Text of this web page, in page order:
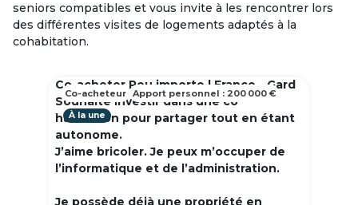
seniors compatibles et vous invite à les rencontrer lors
des différentes visites de logements adaptés à la
cohabitation.
Co-acheter Peu importe | France - Gard
Souhaite investir dans une co
habitation pour partager tout en étant
autonome.
J’aime bricoler. Je peux m’occuper de
l’informatique et de l’administration.
À la une
Co-acheteur Apport personnel : 200 000 €